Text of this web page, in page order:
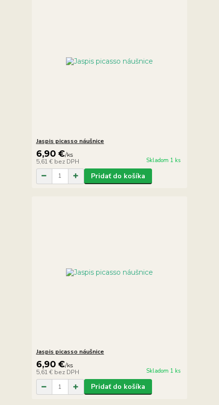
Jaspis picasso náušnice
6,90 €/ks
5,61 € bez DPH Skladom 1 ks
Pridať do košíka
Jaspis picasso náušnice
6,90 €/ks
5,61 € bez DPH Skladom 1 ks
Pridať do košíka